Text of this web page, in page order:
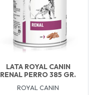
LATA ROYAL CANIN
RENAL PERRO 385 GR.
ROYAL CANIN